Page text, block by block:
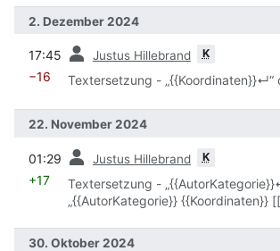
2. Dezember 2024
17:45 Justus Hillebrand K
−16 Textersetzung - „{{Koordinaten}}↵“
22. November 2024
01:29 Justus Hillebrand K
+17
Textersetzung -
30. Oktober 2024